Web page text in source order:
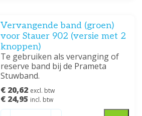
Vervangende band (groen)
voor Stauer 902 (versie met 2
knoppen)
Te gebruiken als vervanging of
reserve band bij de Prameta
Stuwband.
€ 20,62 excl. btw
€ 24,95 incl. btw